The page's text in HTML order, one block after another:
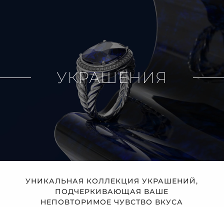
УКРАШЕНИЯ
УНИКАЛЬНАЯ КОЛЛЕКЦИЯ УКРАШЕНИЙ,
ПОДЧЕРКИВАЮЩАЯ ВАШЕ
НЕПОВТОРИМОЕ ЧУВСТВО ВКУСА